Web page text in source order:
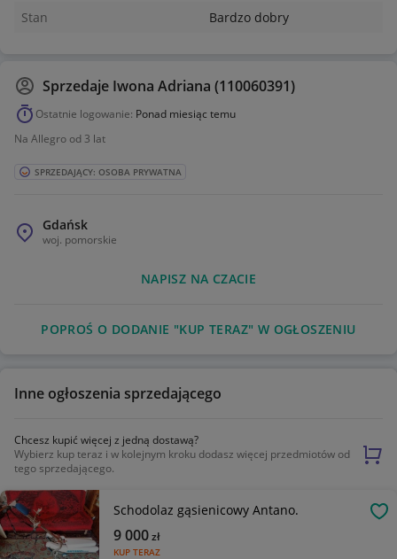
Stan Bardzo dobry
Sprzedaje Iwona Adriana (110060391)
Ostatnie logowanie: Ponad miesiąc temu
Na Allegro od 3 lat
SPRZEDAJĄCY: OSOBA PRYWATNA
Gdańsk
woj. pomorskie
NAPISZ NA CZACIE
POPROŚ O DODANIE "KUP TERAZ" W OGŁOSZENIU
Inne ogłoszenia sprzedającego
Chcesz kupić więcej z jedną dostawą?
Wybierz kup teraz i w kolejnym kroku dodasz więcej przedmiotów od
tego sprzedającego.
Schodolaz gąsienicowy Antano.
KUP TERAZ
9 000zł